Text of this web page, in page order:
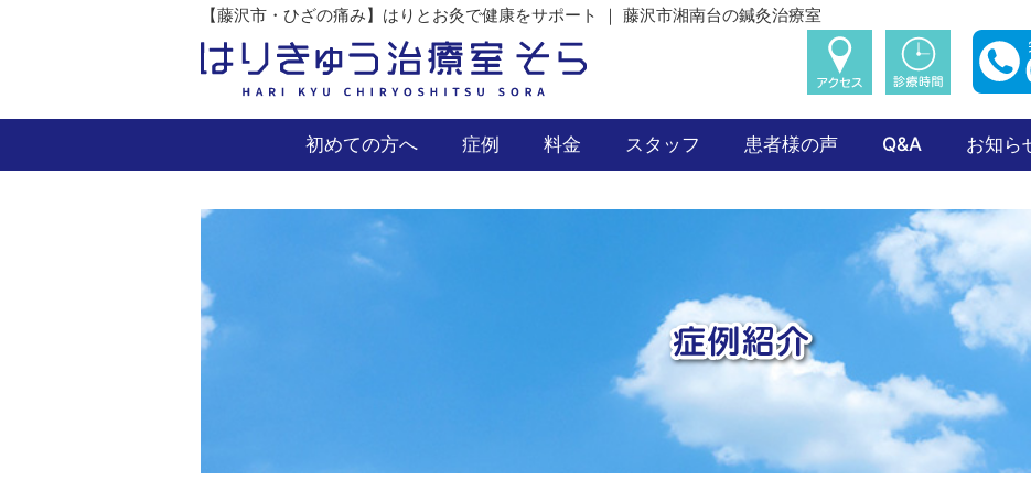
【藤沢市・ひざの痛み】はりとお灸で健康をサポート ｜ 藤沢市湘南台の鍼灸治療室
初めての方へ 症例 料金 スタッフ 患者様の声 Q&A お知ら